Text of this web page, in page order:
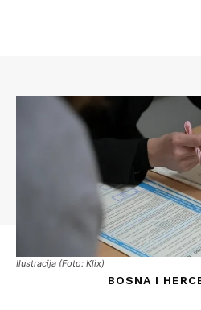
Ilustracija (Foto: Klix)
BOSNA I